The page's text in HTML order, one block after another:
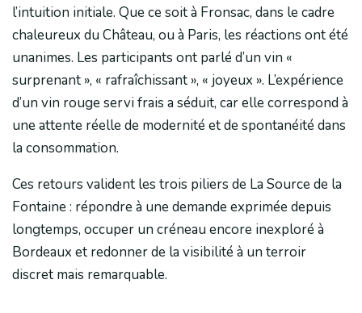
l’intuition initiale. Que ce soit à Fronsac, dans le cadre
chaleureux du Château, ou à Paris, les réactions ont été
unanimes. Les participants ont parlé d’un vin «
surprenant », « rafraîchissant », « joyeux ». L’expérience
d’un vin rouge servi frais a séduit, car elle correspond à
une attente réelle de modernité et de spontanéité dans
la consommation.
Ces retours valident les trois piliers de La Source de la
Fontaine : répondre à une demande exprimée depuis
longtemps, occuper un créneau encore inexploré à
Bordeaux et redonner de la visibilité à un terroir
discret mais remarquable.